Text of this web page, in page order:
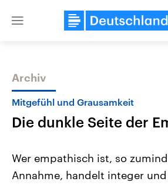
Close
Themen
Archiv
Mitgefühl und Grausamkeit
Die dunkle Seite der
Wer empathisch ist, so
Annahme, handelt integer